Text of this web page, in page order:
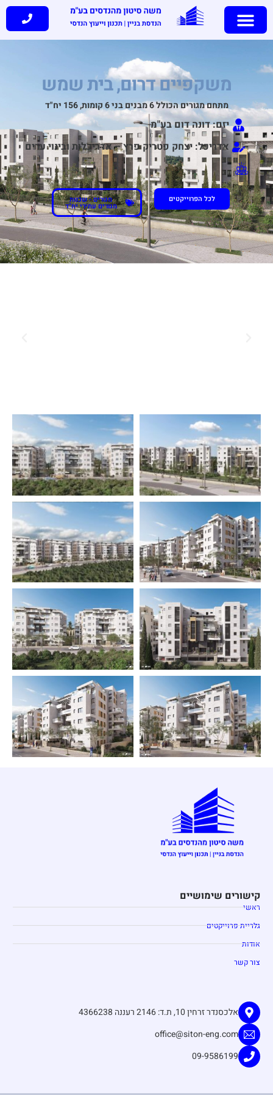
משקפיים דרום, בית שמש
מתחם מגורים הכולל 6 מבנים בני 6 קומות, 156 יח"ד
יזם: דונה דום בע"מ
אדריכל: יצחק פטריק פרץ – אדריכלות ובינוי ערים
לכל הפרוייקטים מגורים - שכנות
מגורים עתירי יח"ד
קישורים שימושיים
ראשי
גלריית פרוייקטים
אודות
צור קשר
אלכסנדר זרחין 10, ת.ד: 2146 רעננה 4366238
office@siton-eng.com
09-9586199